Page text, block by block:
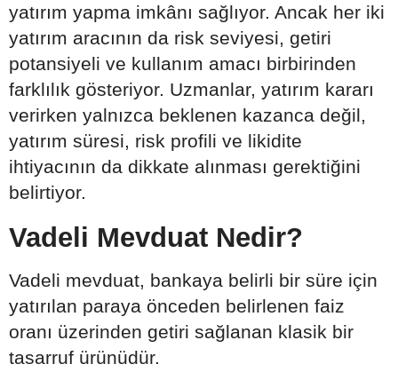
yatırım yapma imkânı sağlıyor. Ancak her iki
yatırım aracının da risk seviyesi, getiri
potansiyeli ve kullanım amacı birbirinden
farklılık gösteriyor. Uzmanlar, yatırım kararı
verirken yalnızca beklenen kazanca değil,
yatırım süresi, risk profili ve likidite
ihtiyacının da dikkate alınması gerektiğini
belirtiyor.
Vadeli Mevduat Nedir?
Vadeli mevduat, bankaya belirli bir süre için
yatırılan paraya önceden belirlenen faiz
oranı üzerinden getiri sağlanan klasik bir
tasarruf ürünüdür.